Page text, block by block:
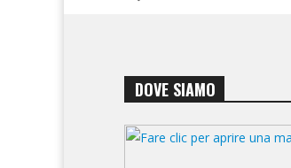
DOVE SIAMO